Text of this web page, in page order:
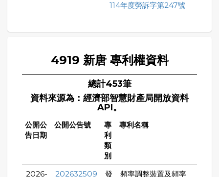
114年度勞訴字第247號
4919 新唐 專利權資料
總計453筆
資料來源為：經濟部智慧財產局開放資料
API。
公開公
告日期
公開公告號
專
利
類
別
專利名稱
2026- 202632509 發 頻率調整裝置及頻率